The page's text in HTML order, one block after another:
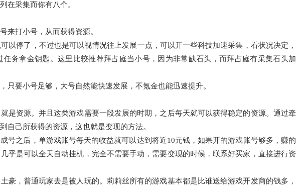
在采集而你有八个。
来打小号，从而获得资源。
以停了，不过也是可以视情况往上发展一点，可以开一些科技加速采集，看状况决定，
务拿金钥匙。这里比较推荐拜占庭当小号，因为非常缺石头，而拜占庭有采集石头加
只要小号足够，大号自然能快速发展，不氪金也能迅速提升。
是资源。并且这类游戏需要一段发展的时期，之后每天就可以获得稳定的资源。通过牵
自己所获得的资源，这也就是变现的方法。
号之后，单游戏账号每天的收益就可以达到将近10元钱，如果开的游戏账号够多，赚的
乎是可以全天自动挂机，完全不需要手动，需要变现的时候，联系好买家，直接进行资
豪，普通玩家去是被人玩的。莉莉丝所有的游戏基本都是比谁送给游戏开发商的钱多，